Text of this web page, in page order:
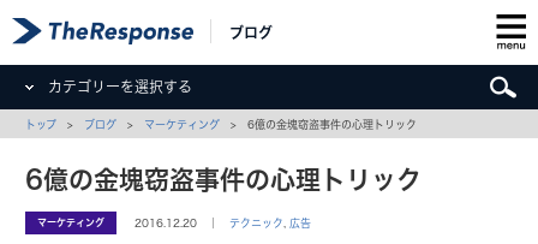
ブログ
カテゴリーを選択する
トップ > ブログ > マーケティング > 6億の金塊窃盗事件の心理トリック
6億の金塊窃盗事件の心理トリック
マーケティング 2016.12.20 ｜テクニック 広告